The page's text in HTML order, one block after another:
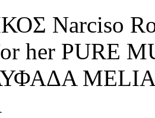
Narciso
PURE